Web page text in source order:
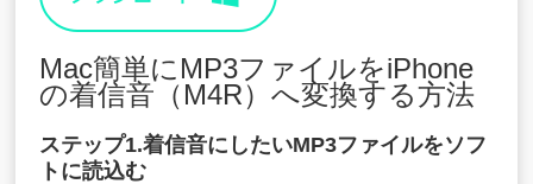
Mac簡単にMP3ファイルをiPhone
の着信音（M4R）へ変換する方法
ステップ1.着信音にしたいMP3ファイルをソフ
トに読込む